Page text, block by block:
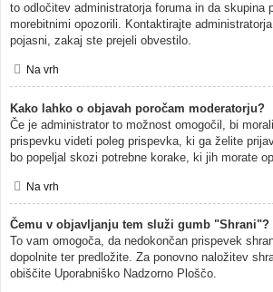
to odločitev administratorja foruma in da skupina
morebitnimi opozorili. Kontaktirajte
pojasni, zakaj ste prejeli obvestilo.
Na vrh
Kako lahko o objavah poročam moderatorju?
Če je administrator to možnost omogočil, bi
prispevku videti poleg prispevka, ki ga želite
bo popeljal skozi potrebne korake, ki jih morate
Na vrh
Čemu v objavljanju tem služi gumb "Shrani"?
To vam omogoča, da nedokončan prispevek
dopolnite ter predložite. Za ponovno naložitev
obiščite Uporabniško Nadzorno Ploščo.